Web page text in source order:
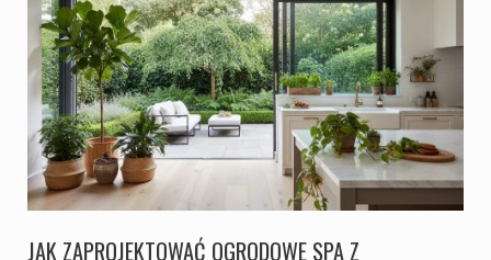
JAK ZAPROJEKTOWAĆ OGRODOWE SPA Z